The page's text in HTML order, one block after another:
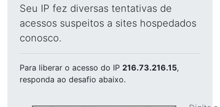
Seu IP fez diversas tentativas de
acessos suspeitos a sites hospedados
conosco.
Para liberar o acesso do IP 216.73.216.15,
responda ao desafio abaixo.